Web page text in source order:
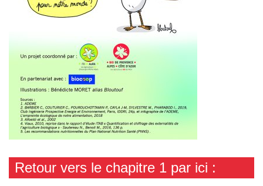
Retour vers le chapitre 1 par ici :